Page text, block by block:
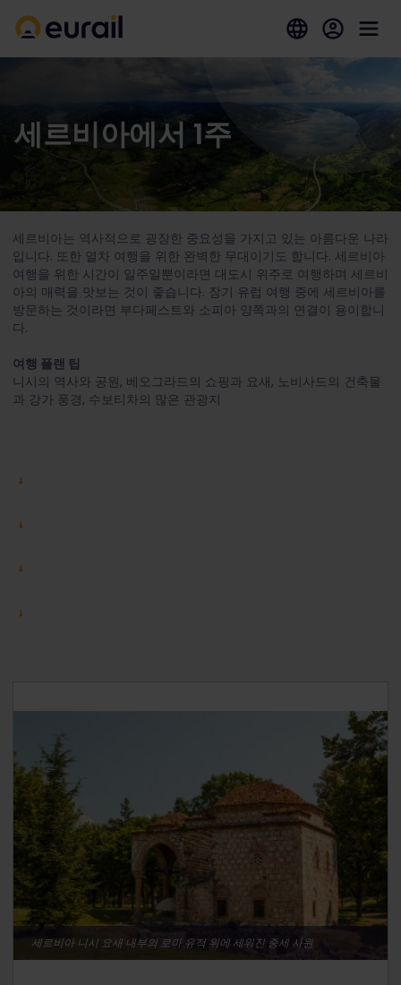
세르비아에서 1주
세르비아는 역사적으로 굉장한 중요성을 가지고 있는 아름다운 나라
입니다. 또한 열차 여행을 위한 완벽한 무대이기도 합니다. 세르비아
여행을 위한 시간이 일주일뿐이라면 대도시 위주로 여행하며 세르비
아의 매력을 맛보는 것이 좋습니다. 장기 유럽 여행 중에 세르비아를
방문하는 것이라면 부다페스트와 소피아 양쪽과의 연결이 용이합니
다.
여행 플랜 팁
니시의 역사와 공원, 베오그라드의 쇼핑과 요새, 노비사드의 건축물
과 강가 풍경, 수보티차의 많은 관광지
세르비아 니시 요새 내부의 로마 유적 위에 세워진 중세 사원